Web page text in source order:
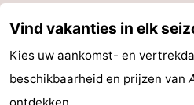
het
centrum
en
tuinen
Stadsdelen
Omgeving
Vind vakanties in elk
Kies uw aankomst- en
beschikbaarheid en prijzen van